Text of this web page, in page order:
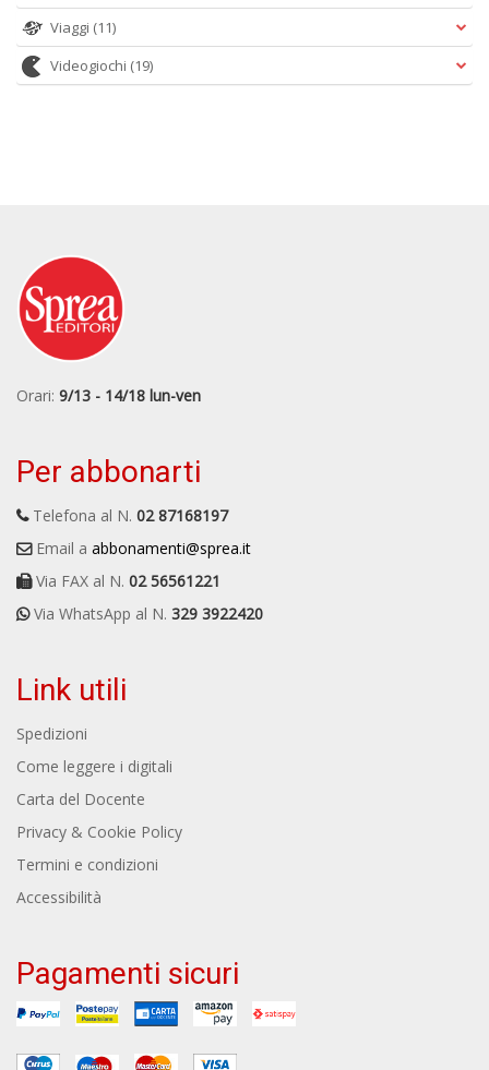
Viaggi (11)
Videogiochi (19)
Orari: 9/13 - 14/18 lun-ven
Per abbonarti
Telefona al N. 02 87168197
Email a abbonamenti@sprea.it
Via FAX al N. 02 56561221
Via WhatsApp al N. 329 3922420
Link utili
Spedizioni
Come leggere i digitali
Carta del Docente
Privacy & Cookie Policy
Termini e condizioni
Accessibilità
Pagamenti sicuri